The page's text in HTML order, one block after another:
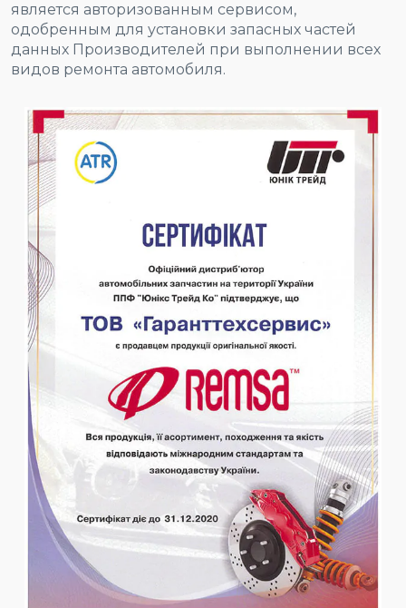
является авторизованным сервисом,
одобренным для установки запасных частей
данных Производителей при выполнении всех
видов ремонта автомобиля.